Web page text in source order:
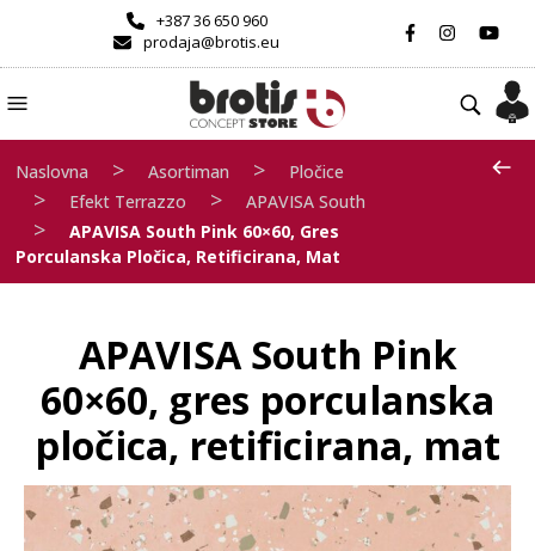
+387 36 650 960
prodaja@brotis.eu
Naslovna > Asortiman > Pločice
> Efekt Terrazzo > APAVISA South
>
APAVISA South Pink 60×60, Gres
Porculanska Pločica, Retificirana, Mat
APAVISA South Pink
60×60, gres porculanska
pločica, retificirana, mat